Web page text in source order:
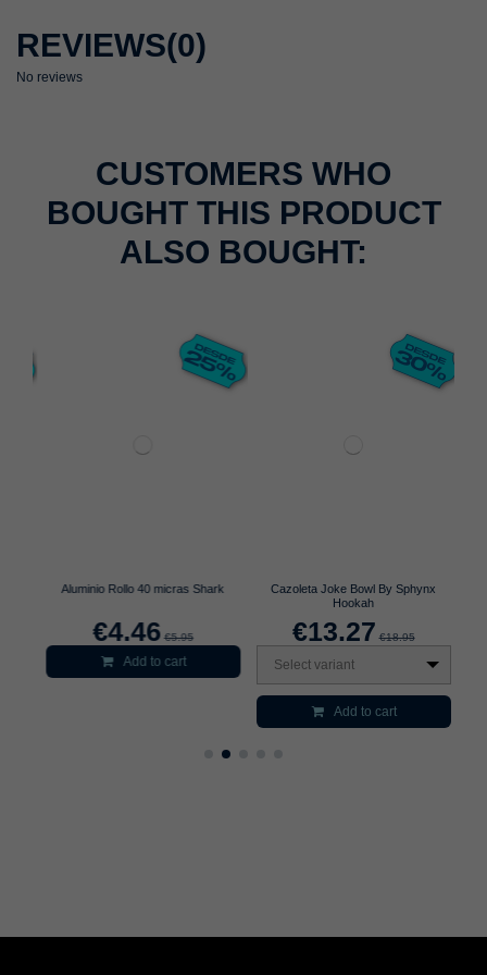
REVIEWS(0)
No reviews
CUSTOMERS WHO
BOUGHT THIS PRODUCT
ALSO BOUGHT:
Aluminio Rollo 40 micras Shark
€4.46 €5.95
Add to cart
Cazoleta Joke Bowl By Sphynx
Hookah
€13.27 €18.95
Select variant
Add to cart